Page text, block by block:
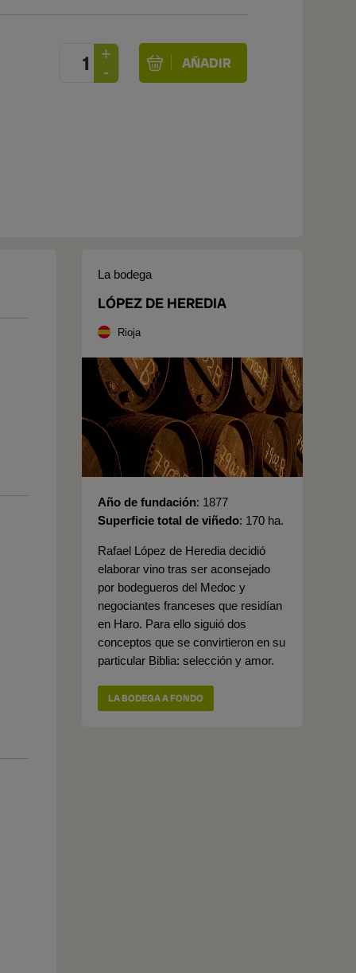
La bodega
LÓPEZ DE HEREDIA
Rioja
Año de fundación 1877
Superficie total de viñedo 170 ha.
Rafael López de Heredia decidió
elaborar vino tras ser aconsejado
por bodegueros del Medoc y
negociantes franceses que residían
en Haro. Para ello siguió dos
conceptos que se convirtieron en su
particular Biblia: selección y amor.
LA BODEGA A FONDO